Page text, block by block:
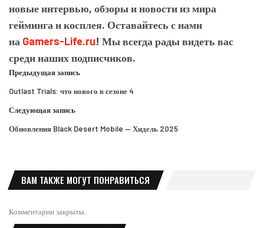
новые интервью, обзоры и новости из мира
гейминга и косплея. Оставайтесь с нами
на Gamers-Life.ru! Мы всегда рады видеть вас
среди наших подписчиков.
Предыдущая запись
Outlast Trials: что нового в сезоне 4
Следующая запись
Обновления Black Desert Mobile — Хидель 2025
ВАМ ТАКЖЕ МОГУТ ПОНРАВИТЬСЯ
Комментарии закрыты.